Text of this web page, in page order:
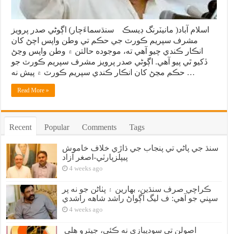
اسلام آباد( مانيٽرنگ ڊيسڪ سنڌسماءَچار) اڳوڻي صدر پرويز
مشرف سپريم ڪورٽ جي حڪم تي وطن واپس اچڻ کان
انڪار ڪندي چيو آهي ته، موجوده حالتن ۾ وطن واپس وڃڻ
ڏکيو ٿي پيو آهي. اڳوڻي صدر پرويز مشرف سپريم ڪورٽ جو
حڪم مڃڻ کان انڪار ڪندي سپريم ڪورٽ ۾ پيش نه …
Read More »
Recent Popular Comments Tags
سنڌ جي پاڻي تي پنجاب جي ڌاڙي خلاف خاموش
پيپلزپارٽي-اصغر آزاد
4 weeks ago
ڪراچي صرف سنڌين، بهارين ۽ پٺاڻن جو نه پر
سڀني جو آهي: ف ليگ اڳواڻ راشد شاهه راشدي
4 weeks ago